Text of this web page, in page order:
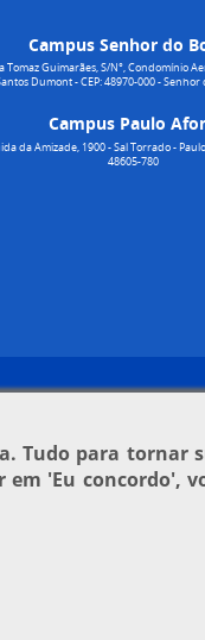
Campus Senhor do
Tomaz Guimarães, S/N°, Condomínio
Dumont - CEP: 48970-000 -
Campus Paulo
da Amizade, 1900 - Sal Torrado -
48605-780
Tudo para tornar
em 'Eu concordo',